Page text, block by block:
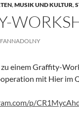
,MUSIK UND KULTUR,
einem Graffity-
mit Hier im
p/